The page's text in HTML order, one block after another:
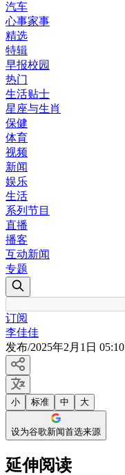
汽车
心事家事
精选
特辑
早报校园
热门
生活贴士
星座与生肖
保健
体育
视频
新闻
娱乐
生活
系列节目
直播
播客
互动新闻
专题
订阅
李佳佳
发布/2025年2月1日 05:10
小 标准 中 大
设为谷歌新闻首选来源
延伸阅读